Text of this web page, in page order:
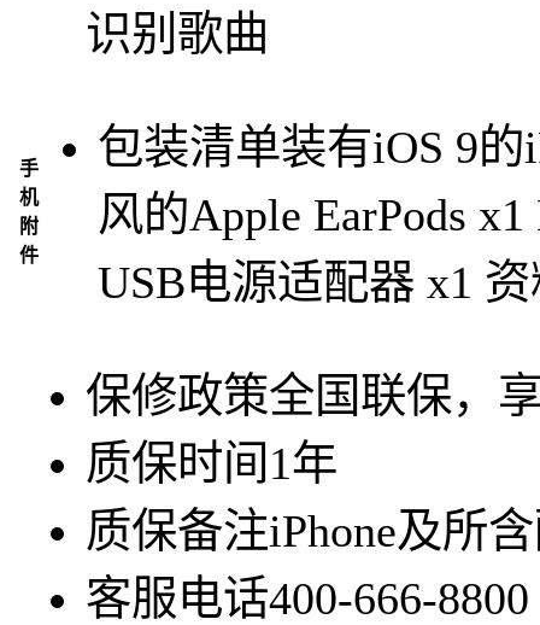
识别歌曲
手
机
附
件
包装清单装有iOS 9
风的Apple EarPods
USB电源适配器 x1
保修政策全国联保，
质保时间 1年
质保备注iPhone及所
客服电话400-666-8800